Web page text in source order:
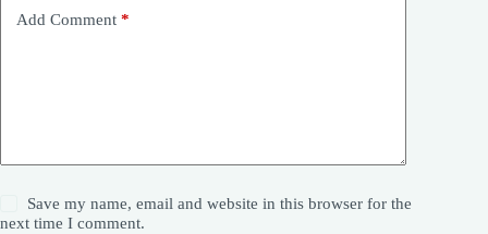
Add Comment *
Save my name, email and website in this browser for the
next time I comment.